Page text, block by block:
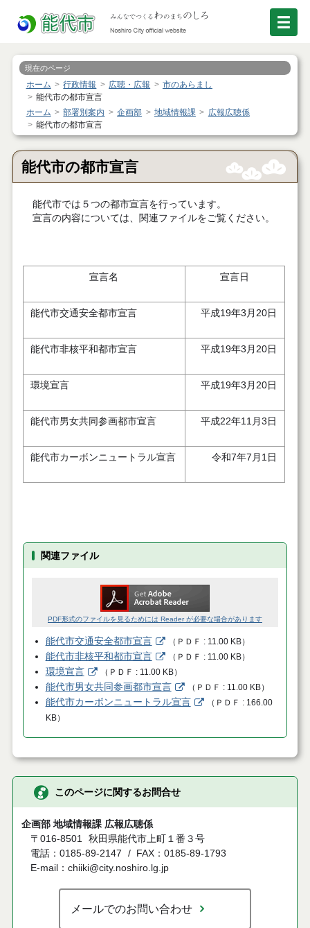
現在のページ
ホーム 行政情報 広聴・広報
市のあらまし
能代市の都市宣言
ホーム
部署別案内 企画部 地域情報課
広報広聴係
能代市の都市宣言
能代市の都市宣言
能代市では５つの都市宣言を行っています。
宣言の内容については、関連ファイルをご覧ください。
宣言名 宣言日
能代市交通安全都市宣言 平成19年3月20日
能代市非核平和都市宣言 平成19年3月20日
環境宣言 平成19年3月20日
能代市男女共同参画都市宣言 平成22年11月3日
能代市カーボンニュートラル宣言 令和7年7月1日
関連ファイル
PDF形式のファイルを見るためには Reader が必要な場合があります
能代市交通安全都市宣言 （ ＰＤＦ 11.00 KB）
能代市非核平和都市宣言 （ ＰＤＦ 11.00 KB）
環境宣言 （ ＰＤＦ 11.00 KB）
能代市男女共同参画都市宣言 （ ＰＤＦ 11.00 KB）
能代市カーボンニュートラル宣言 （ ＰＤＦ
166.00
KB）
このページに関するお問合せ
企画部 地域情報課 広報広聴係
〒016-8501 秋田県能代市上町１番３号
電話：0185-89-2147
FAX：0185-89-1793
E-mail：chiiki@city.noshiro.lg.jp
メールでのお問い合わせ